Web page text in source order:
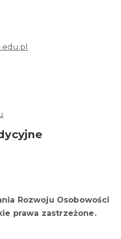
Rozwoju Osobowości
prawa zastrzeżone.